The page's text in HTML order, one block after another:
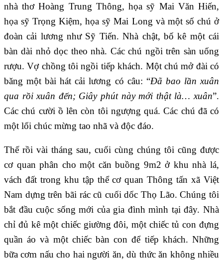
nhà thơ Hoàng Trung Thông, họa sỹ Mai Văn Hiến,
họa sỹ Trọng Kiệm, họa sỹ Mai Long và một số chú ở
đoàn cải lương như Sỹ Tiến. Nhà chật, bố kê một cái
bàn dài nhỏ dọc theo nhà. Các chú ngồi trên sàn uống
rượu. Vợ chồng tôi ngồi tiếp khách. Một chú mở đài có
băng một bài hát cải lương có câu: “Đã bao lần xuân
qua rồi xuân đến; Giây phút này mới thật là… xuân”.
Các chú cười ồ lên còn tôi ngượng quá. Các chú đã có
một lối chúc mừng tao nhã và độc đáo.
Thế rồi vài tháng sau, cuối cùng chúng tôi cũng được
cơ quan phân cho một căn buồng 9m2 ở khu nhà lá,
vách đất trong khu tập thể cơ quan Thông tấn xã Việt
Nam dựng trên bãi rác cũ cuối dốc Thọ Lão. Chúng tôi
bắt đầu cuộc sống mới của gia đình mình tại đây. Nhà
chỉ đủ kê một chiếc giường đôi, một chiếc tủ con đựng
quần áo và một chiếc bàn con để tiếp khách. Những
bữa cơm nấu cho hai người ăn, dù thức ăn không nhiều